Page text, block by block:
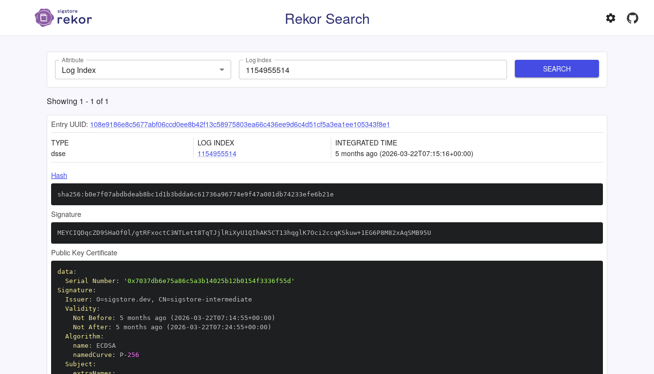
Rekor Search
Attribute
Log Index
Log Index
SEARCH
Showing 1 - 1 of1
Entry UUID: 108e9186e8c5677abf06ccd0ee8b42f13c58975803ea66c436ee9d6c4d51cf5a3ea1ee105343f8e1
TYPE
dsse
LOG INDEX
1154955514
INTEGRATED TIME
5 months ago (2026-03-22T07:15:16+00:00)
Hash
sha256:b0e7f07abdbdeab8bc1d1b3bdda6c61736a96774e9f47a001db74233efe6b21e
Signature
MEYCIQDqcZD9SHaOf0l/gtRFxoctC3NTLett8TqTJjlRiXyU1QIhAK5CT13hqglK7Oci2ccqKSkuw+1EG6P8M82xAqSMB95U
Public Key Certificate
data :
Serial Number:
'0x7037db6e75a86c5a3b14025b12b0154f3336f55d'
Signature :
Issuer: O=sigstore.dev , CN=sigstore -
Validity:
Not Before : 5 months ago (2026 -03 - 22T07 : 14: 55+00 :
Not After: 5 months ago (2026 -03 - 22T07 : 24: 55+00 :
Algorithm:
name :
namedCurve : P- 256
Subject :